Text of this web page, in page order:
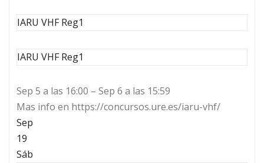
IARU VHF Reg1
IARU VHF Reg1
Sep 5 a las 16:00 – Sep 6 a las 15:59
Mas info en https://concursos.ure.es/iaru-vhf/
Sep
19
Sáb